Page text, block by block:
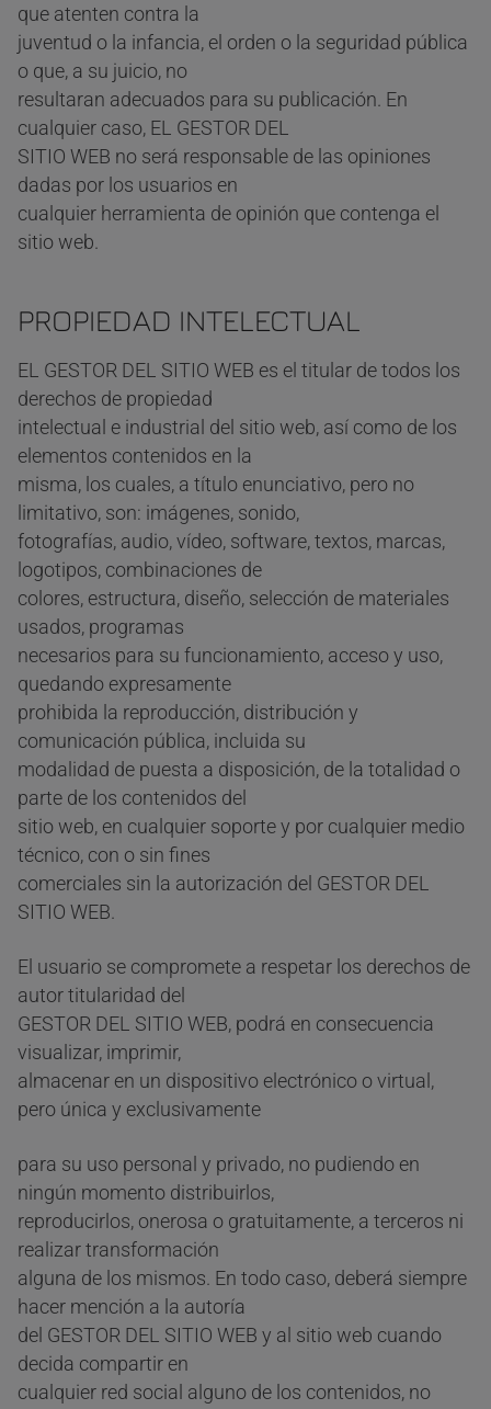
que atenten contra la
juventud o la infancia, el orden o la seguridad pública
o que, a su juicio, no
resultaran adecuados para su publicación. En
cualquier caso, EL GESTOR DEL
SITIO WEB no será responsable de las opiniones
dadas por los usuarios en
cualquier herramienta de opinión que contenga el
sitio web.
PROPIEDAD INTELECTUAL
EL GESTOR DEL SITIO WEB es el titular de todos los
derechos de propiedad
intelectual e industrial del sitio web, así como de los
elementos contenidos en la
misma, los cuales, a título enunciativo, pero no
limitativo, son: imágenes, sonido,
fotografías, audio, vídeo, software, textos, marcas,
logotipos, combinaciones de
colores, estructura, diseño, selección de materiales
usados, programas
necesarios para su funcionamiento, acceso y uso,
quedando expresamente
prohibida la reproducción, distribución y
comunicación pública, incluida su
modalidad de puesta a disposición, de la totalidad o
parte de los contenidos del
sitio web, en cualquier soporte y por cualquier medio
técnico, con o sin fines
comerciales sin la autorización del GESTOR DEL
SITIO WEB.
El usuario se compromete a respetar los derechos de
autor titularidad del
GESTOR DEL SITIO WEB, podrá en consecuencia
visualizar, imprimir,
almacenar en un dispositivo electrónico o virtual,
pero única y exclusivamente
para su uso personal y privado, no pudiendo en
ningún momento distribuirlos,
reproducirlos, onerosa o gratuitamente, a terceros ni
realizar transformación
alguna de los mismos. En todo caso, deberá siempre
hacer mención a la autoría
del GESTOR DEL SITIO WEB y al sitio web cuando
decida compartir en
cualquier red social alguno de los contenidos, no